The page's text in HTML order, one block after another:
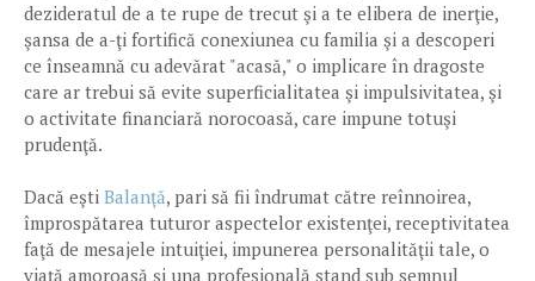
dezideratul de a te rupe de trecut şi a te elibera de inerţie,
şansa de a-ţi fortifică conexiunea cu familia şi a descoperi
ce înseamnă cu adevărat "acasă," o implicare în dragoste
care ar trebui să evite superficialitatea şi impulsivitatea, şi
o activitate financiară norocoasă, care impune totuşi
prudenţă.
Dacă eşti Balanţă, pari să fii îndrumat către reînnoirea,
împrospătarea tuturor aspectelor existenţei, receptivitatea
faţă de mesajele intuiţiei, impunerea personalităţii tale, o
viaţă amoroasă şi una profesională stand sub semnul